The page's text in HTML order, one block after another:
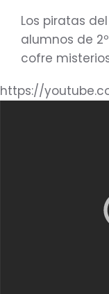
Los piratas
alumnos de
cofre
https://